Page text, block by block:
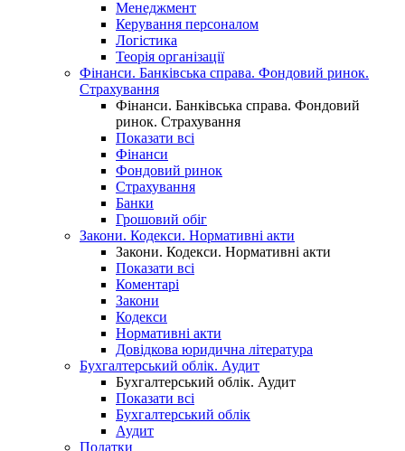
Менеджмент
Керування персоналом
Логістика
Теорія організації
Фінанси. Банківська справа. Фондовий ринок.
Страхування
Фінанси. Банківська справа. Фондовий
ринок. Страхування
Показати всі
Фінанси
Фондовий ринок
Страхування
Банки
Грошовий обіг
Закони. Кодекси. Нормативні акти
Закони. Кодекси. Нормативні акти
Показати всі
Коментарі
Закони
Кодекси
Нормативні акти
Довідкова юридична література
Бухгалтерський облік. Аудит
Бухгалтерський облік. Аудит
Показати всі
Бухгалтерський облік
Аудит
Податки